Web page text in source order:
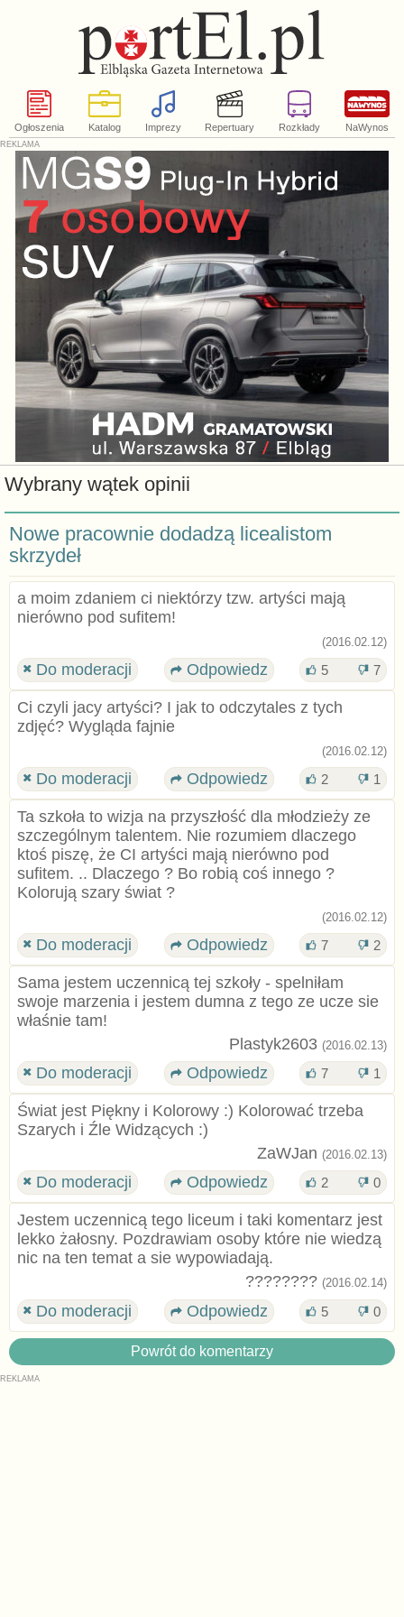
Ogłoszenia Katalog Imprezy Repertuary Rozkłady NaWynos
Wybrany wątek opinii
Nowe pracownie dodadzą licealistom
skrzydeł
a moim zdaniem ci niektórzy tzw. artyści mają
nierówno pod sufitem!
(2016.02.12)
Do moderacji Odpowiedz 5 7
Ci czyli jacy artyści? I jak to odczytales z tych
zdjęć? Wygląda fajnie
(2016.02.12)
Do moderacji Odpowiedz 2 1
Ta szkoła to wizja na przyszłość dla młodzieży ze
szczególnym talentem. Nie rozumiem dlaczego
ktoś piszę, że CI artyści mają nierówno pod
sufitem. .. Dlaczego ? Bo robią coś innego ?
Kolorują szary świat ?
(2016.02.12)
Do moderacji Odpowiedz 7 2
Sama jestem uczennicą tej szkoły - spelniłam
swoje marzenia i jestem dumna z tego ze ucze sie
właśnie tam!
Plastyk2603 (2016.02.13)
Do moderacji Odpowiedz 7 1
Świat jest Piękny i Kolorowy :) Kolorować trzeba
Szarych i Źle Widzących :)
ZaWJan (2016.02.13)
Do moderacji Odpowiedz 2 0
Jestem uczennicą tego liceum i taki komentarz jest
lekko żałosny. Pozdrawiam osoby które nie wiedzą
nic na ten temat a sie wypowiadają.
???????? (2016.02.14)
Do moderacji Odpowiedz 5 0
Powrót do komentarzy